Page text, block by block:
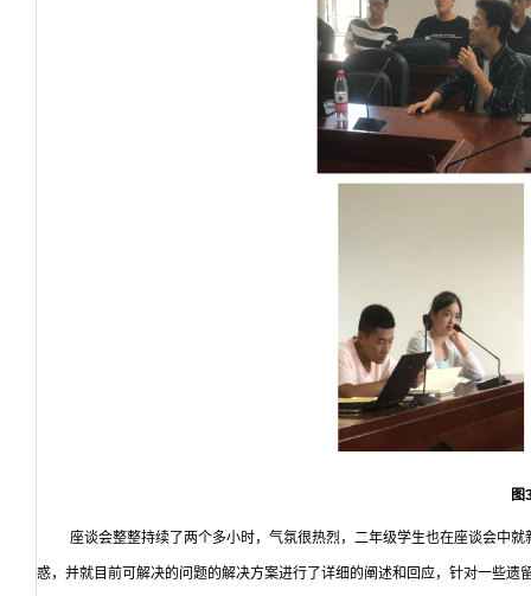
图
座谈会整整持续了两个多小时，气氛很热烈，二年级学生也在座谈会中
惑，并就目前可解决的问题的解决方案进行了详细的阐述和回应，针对一些